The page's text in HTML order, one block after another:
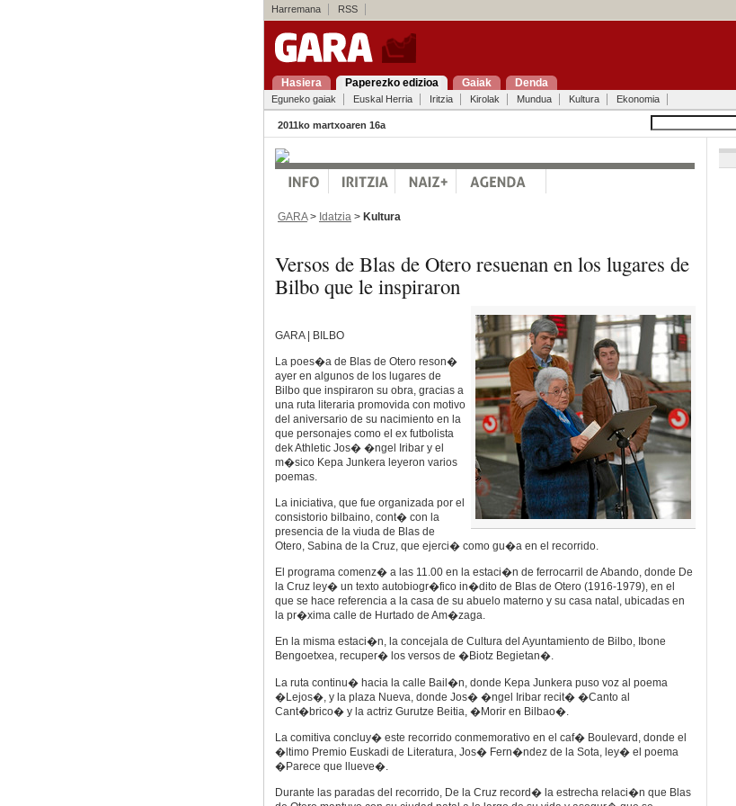
Harremana RSS
Hasiera Paperezko edizioa Gaiak Denda
Eguneko gaiak Euskal Herria Iritzia Kirolak Mundua Kultura Ekonomia
2011ko martxoaren 16a
GARA> Idatzia > Kultura
Versos de Blas de Otero resuenan en los lugares de
Bilbo que le inspiraron
GARA | BILBO
La poes�a de Blas de Otero reson�
ayer en algunos de los lugares de
Bilbo que inspiraron su obra, gracias a
una ruta literaria promovida con motivo
del aniversario de su nacimiento en la
que personajes como el ex futbolista
dek Athletic Jos� �ngel Iribar y el
m�sico Kepa Junkera leyeron varios
poemas.
La iniciativa, que fue organizada por el
consistorio bilbaino, cont� con la
presencia de la viuda de Blas de
Otero, Sabina de la Cruz, que ejerci� como gu�a en el recorrido.
El programa comenz� a las 11.00 en la estaci�n de ferrocarril de Abando, donde De
la Cruz ley� un texto autobiogr�fico in�dito de Blas de Otero (1916-1979), en el
que se hace referencia a la casa de su abuelo materno y su casa natal, ubicadas en
la pr�xima calle de Hurtado de Am�zaga.
En la misma estaci�n, la concejala de Cultura del Ayuntamiento de Bilbo, Ibone
Bengoetxea, recuper� los versos de �Biotz Begietan�.
La ruta continu� hacia la calle Bail�n, donde Kepa Junkera puso voz al poema
�Lejos�, y la plaza Nueva, donde Jos� �ngel Iribar recit� �Canto al
Cant�brico� y la actriz Gurutze Beitia, �Morir en Bilbao�.
La comitiva concluy� este recorrido conmemorativo en el caf� Boulevard, donde el
�ltimo Premio Euskadi de Literatura, Jos� Fern�ndez de la Sota, ley� el poema
�Parece que llueve�.
Durante las paradas del recorrido, De la Cruz record� la estrecha relaci�n que Blas